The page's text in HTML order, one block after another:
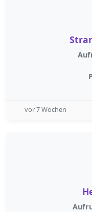
vor 7 Wochen